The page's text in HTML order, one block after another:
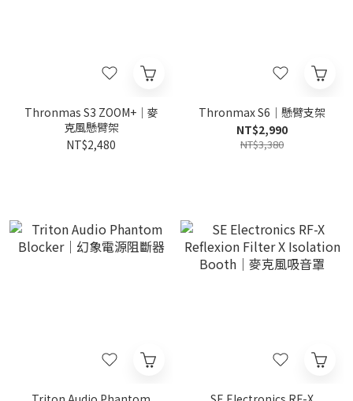
Thronmas S3 ZOOM+｜麥
克風懸臂架
NT$2,480
Thronmax S6｜懸臂支架
NT$2,990
NT$3,380